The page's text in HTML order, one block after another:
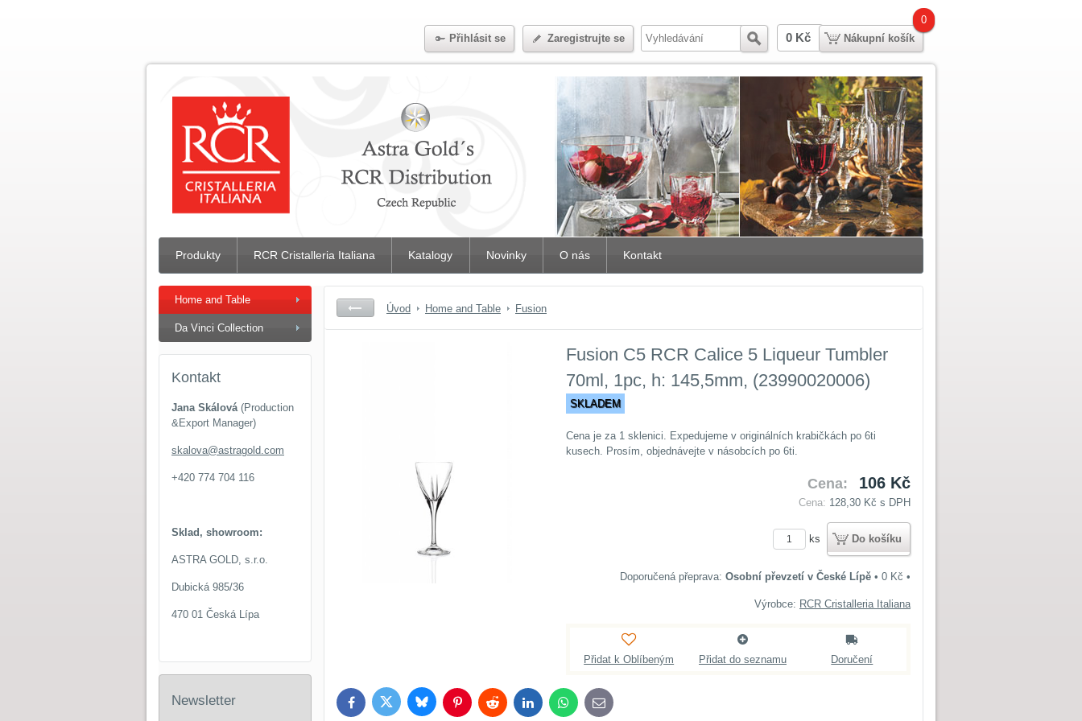
Přihlásit se Zaregistrujte se Hledat
0 Kč
0
Nákupní košík
Produkty RCR Cristalleria Italiana Katalogy Novinky O nás Kontakt
Úvod Home and Table Fusion
Fusion C5 RCR Calice 5 Liqueur Tumbler
70ml, 1pc, h: 145,5mm, (23990020006)
SKLADEM
Cena je za 1 sklenici. Expedujeme v originálních krabičkách po 6ti
kusech. Prosím, objednávejte v násobcích po 6ti.
Cena: 106 Kč
Cena: 128,30 Kč s DPH
ks Do košíku
Osobní převzetí v České Lípě • 0 Kč •
Výrobce: RCR Cristalleria Italiana
Přidat k Oblíbeným Přidat do seznamu Doručení
FacebookTwitter BlueskyPinterestReddit LinkedInWhatsApp
E-
mail
Home and Table
Da Vinci Collection
Kontakt
Jana Skálová (Production
&Export Manager)
skalova@astragold.com
+420 774 704 116
Sklad, showroom:
ASTRA GOLD, s.r.o.
Dubická 985/36
470 01 Česká Lípa
Newsletter